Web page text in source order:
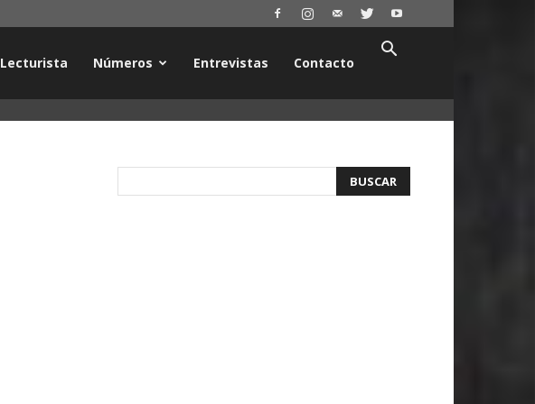
Lecturista Números Entrevistas Contacto